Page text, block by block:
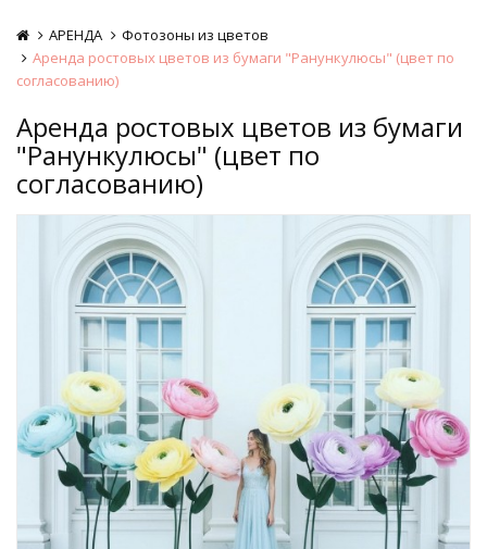
АРЕНДА
Фотозоны из цветов
Аренда ростовых цветов из бумаги "Ранункулюсы" (цвет по
согласованию)
Аренда ростовых цветов из бумаги
"Ранункулюсы" (цвет по
согласованию)